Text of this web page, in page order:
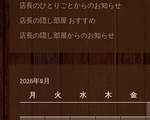
店長のひとりごとからのお知らせ
店長の隠し部屋 おすすめ
店長の隠し部屋からのお知らせ
2026年8月
月
火 水 木 金